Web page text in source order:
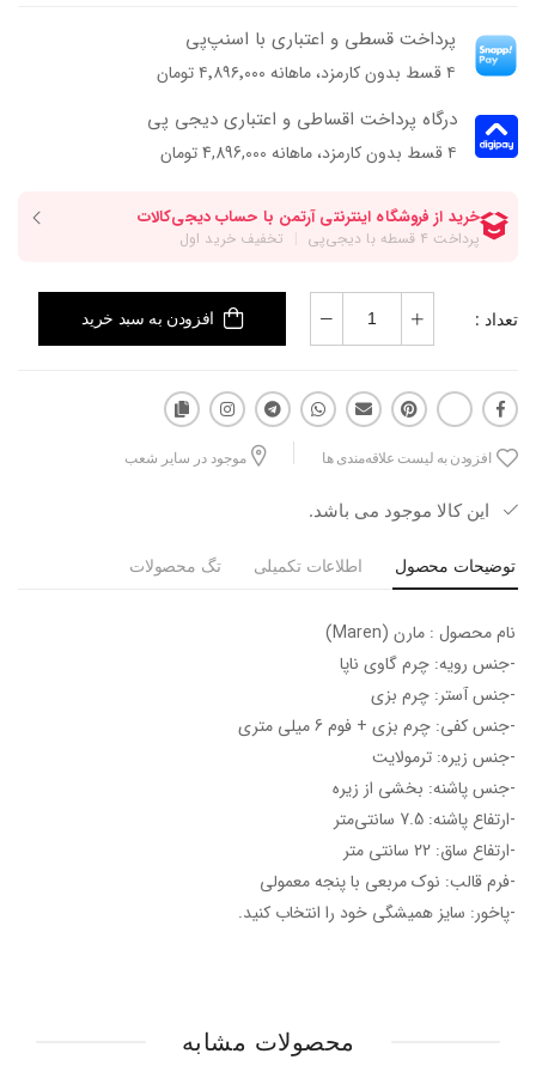
پرداخت قسطی و اعتباری با اسنپ‌پی
۴ قسط بدون کارمزد، ماهانه ۴٬۸۹۶٬۰۰۰ تومان
درگاه پرداخت اقساطی و اعتباری دیجی پی
۴ قسط بدون کارمزد، ماهانه 4,896,000 تومان
تعداد : افزودن به سبد خرید
افزودن به لیست علاقه‌مندی ها موجود در سایر شعب
این کالا موجود می باشد.
توضیحات محصول اطلاعات تکمیلی تگ محصولات
نام محصول : مارن (Maren)
-جنس رویه: چرم گاوی ناپا
-جنس آستر: چرم بزی
-جنس کفی: چرم بزی + فوم 6 میلی متری
-جنس زیره: ترمولایت
-جنس پاشنه: بخشی از زیره
-ارتفاع پاشنه: 7.5 سانتی‌متر
-ارتفاع ساق: 22 سانتی متر
-فرم قالب: نوک مربعی با پنجه معمولی
-پاخور: سایز همیشگی خود را انتخاب کنید.
محصولات مشابه